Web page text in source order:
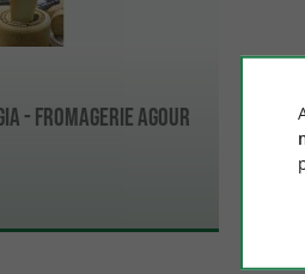
- Fromagerie Agour